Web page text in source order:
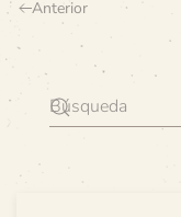
Anterior